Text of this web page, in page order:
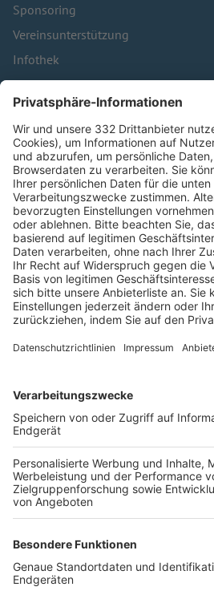
Sponsoring
Vereinsunterstützung
Infothek
Kontakt
HÄUFIG BESUCHTE SEITEN
Pässe und Vereinswechsel
Trainerausbildung
Schulungsangebot Vereinsmitarbeiter
BFV-Geschäftsstellen
Trainerbörse
Login SpielPlus
FOLGE DEM BFV
TOP-VEREINE
TOP-PARTNER